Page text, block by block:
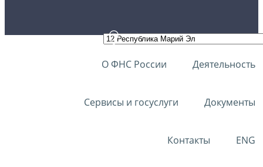
О ФНС России Деятельность
Сервисы и госуслуги Документы
Контакты ENG